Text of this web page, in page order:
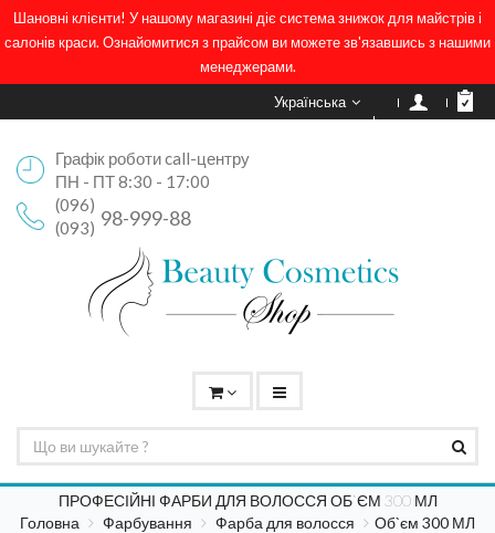
Шановні клієнти! У нашому магазині діє система знижок для майстрів і
салонів краси. Ознайомитися з прайсом ви можете зв'язавшись з нашими
менеджерами.
Українська
Графік роботи call-центру
ПН - ПТ 8:30 - 17:00
(096)
98-999-88
(093)
ПРОФЕСІЙНІ ФАРБИ ДЛЯ ВОЛОССЯ ОБ`ЄМ 300 МЛ
Головна
Фарбування Фарба для волосся Об`єм 300 МЛ